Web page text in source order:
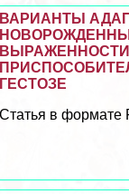
ВАРИАНТЫ
ГЕСТОЗЕ
Статья в формате